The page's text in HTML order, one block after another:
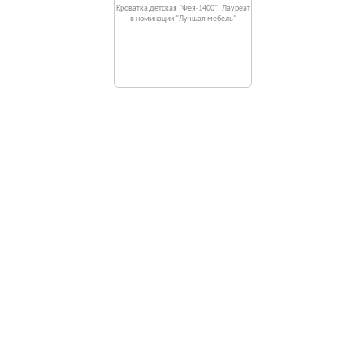
Кроватка детская "Фея-1400". Лауреат
в номинации "Лучшая мебель"